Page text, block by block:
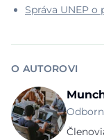
Správa UNEP
O AUTOROVI